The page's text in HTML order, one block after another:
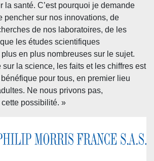
la santé. C’est pourquoi je demande
pencher sur nos innovations, de
de nos laboratoires, de les
les études scientifiques
en plus nombreuses sur le sujet.
la science, les faits et les chiffres est
pour tous, en premier lieu
Ne nous privons pas,
possibilité. »